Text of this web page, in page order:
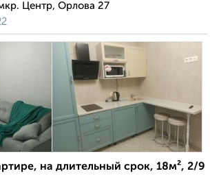
Центр, Орлова 27
на длительный срок, 18м², 2/9